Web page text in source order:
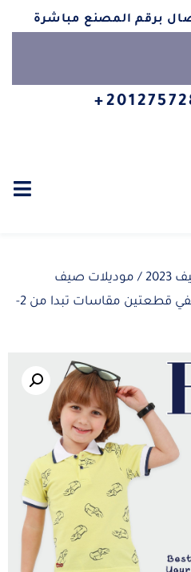
برقم المصنع مباشرة
/ موديلات صيف
/ طقم خروج صبياني صيفي قطعتين مقاسات تبدا من 2-